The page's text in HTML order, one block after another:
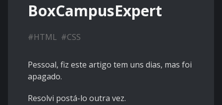
BoxCampusExpert
#HTML #CSS
Pessoal, fiz este artigo tem uns dias, mas foi
apagado.
Resolvi postá-lo outra vez.